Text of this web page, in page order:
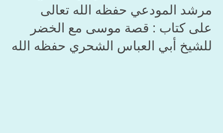
مرشد المودعي حفظه الله تعالى
على كتاب : قصة موسى مع الخضر
للشيخ أبي العباس الشحري حفظه الله